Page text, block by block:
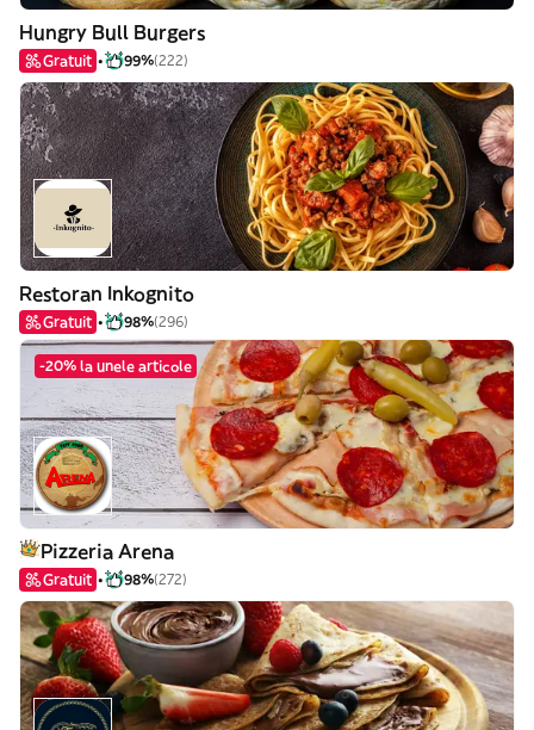
Hungry Bull Burgers
Gratuit 99%(222)
Restoran Inkognito
Gratuit 98%(296)
-20% la unele articole
Pizzeria Arena
Gratuit 98%(272)